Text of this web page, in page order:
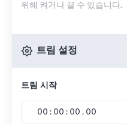
위해 켜거나 끌 수 있습니다.
트림 설정
트림 시작
00 : 00 : 00 . 00